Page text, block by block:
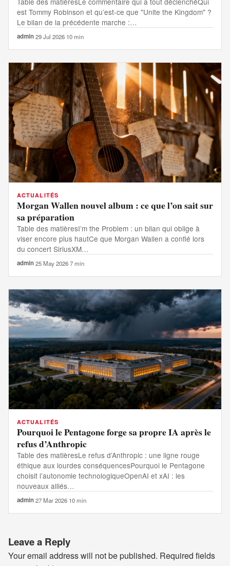
est Tommy Robinson et qu’est-ce que "Unite the Kingdom" ?
Le bilan de la précédente marche :…
admin·29 Jul 2026·10 min
ACTUALITÉS
Morgan Wallen nouvel album : ce que l’on sait sur
sa préparation
Table des matièresI’m the Problem : un bilan qui oblige à
viser encore plus hautCe que Morgan Wallen a confié lors
du concert SiriusXM…
admin·25 May 2026·7 min
ACTUALITÉS
Pourquoi le Pentagone forge sa propre IA après le
refus d’Anthropic
Table des matièresLe refus d’Anthropic : une ligne rouge
éthique aux lourdes conséquencesPourquoi le Pentagone
choisit l’autonomie technologiqueOpenAI et xAI : les
nouveaux alliés…
admin·27 Mar 2026·10 min
Leave a Reply
Your email address will not be published. Required fields